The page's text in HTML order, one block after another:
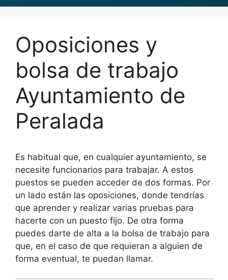
Oposiciones y
bolsa de trabajo
Ayuntamiento de
Peralada
Es habitual que, en cualquier ayuntamiento, se
necesite funcionarios para trabajar. A estos
puestos se pueden acceder de dos formas. Por
un lado están las oposiciones, donde tendrías
que aprender y realizar varias pruebas para
hacerte con un puesto fijo. De otra forma
puedes darte de alta a la bolsa de trabajo para
que, en el caso de que requieran a alguien de
forma eventual, te puedan llamar.